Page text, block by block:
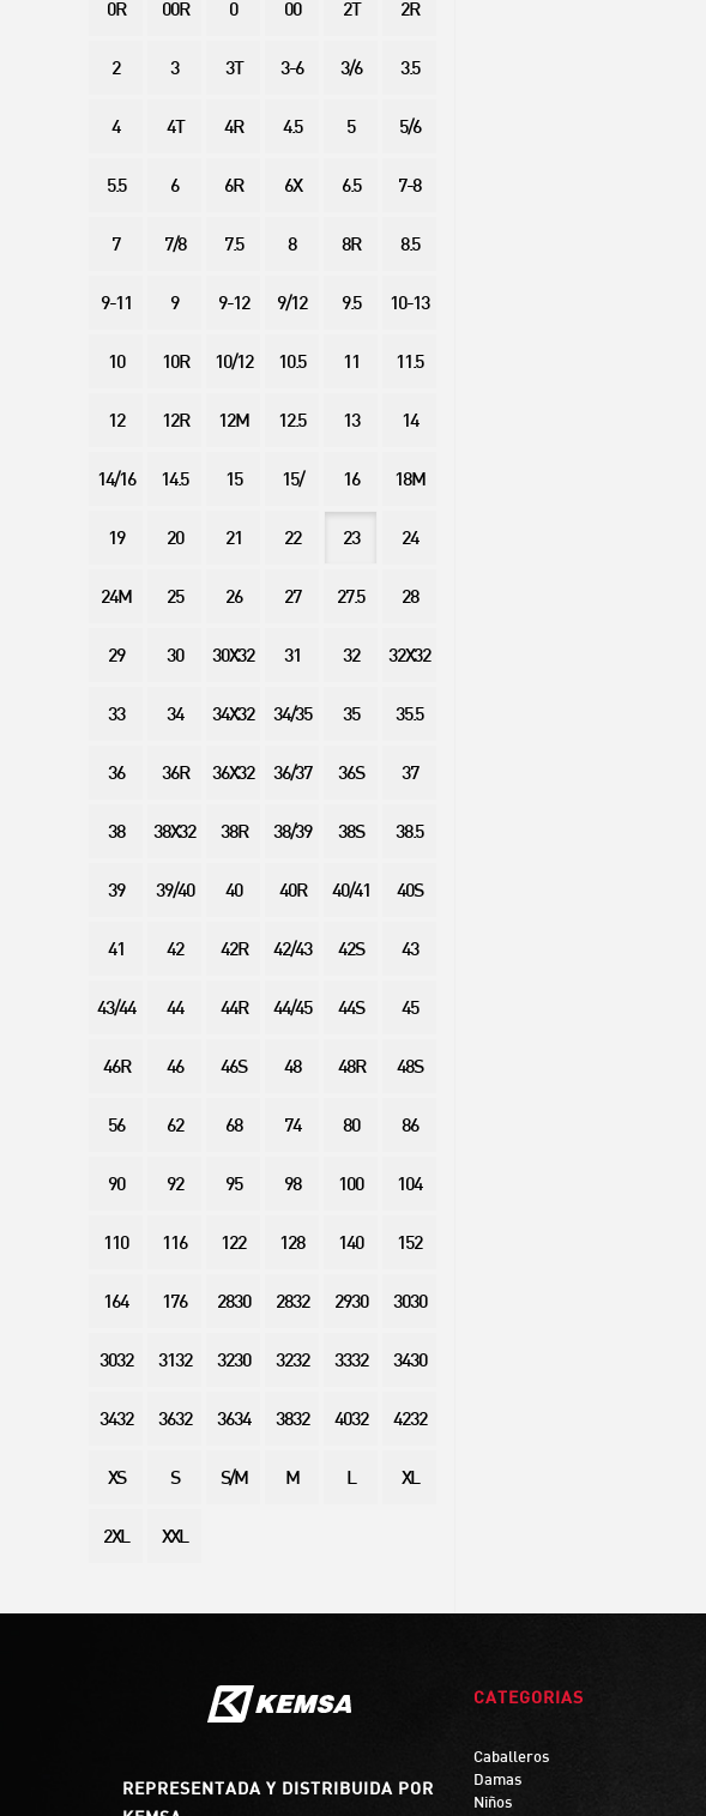
0R 00R 0 00 2T 2R
2 3 3T 3-6 3/6 3.5
4 4T 4R 4.5 5 5/6
5.5 6 6R 6X 6.5 7-8
7 7/8 7.5 8 8R 8.5
9-11 9 9-12 9/12 9.5 10-13
10 10R 10/12 10.5 11 11.5
12 12R 12M 12.5 13 14
14/16 14.5 15 15/ 16 18M
19 20 21 22 23 24
24M 25 26 27 27.5 28
29 30 30X32 31 32 32X32
33 34 34X32 34/35 35 35.5
36 36R 36X32 36/37 36S 37
38 38X32 38R 38/39 38S 38.5
39 39/40 40 40R 40/41 40S
41 42 42R 42/43 42S 43
43/44 44 44R 44/45 44S 45
46R 46 46S 48 48R 48S
56 62 68 74 80 86
90 92 95 98 100 104
110 116 122 128 140 152
164 176 2830 2832 2930 3030
3032 3132 3230 3232 3332 3430
3432 3632 3634 3832 4032 4232
XS S S/M M L XL
2XL XXL
REPRESENTADA Y DISTRIBUIDA POR
CATEGORIAS
Caballeros
Damas
Niños